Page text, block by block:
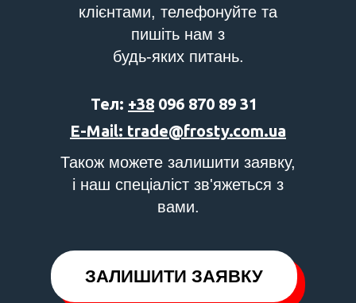
клієнтами, телефонуйте та
пишіть нам з
будь-яких питань.
Також можете залишити заявку,
і наш спеціаліст зв'яжеться з
вами.
ЗАЛИШИТИ ЗАЯВКУ
E-Mail: trade@frosty.com.ua
Тел: +38 096 870 89 31